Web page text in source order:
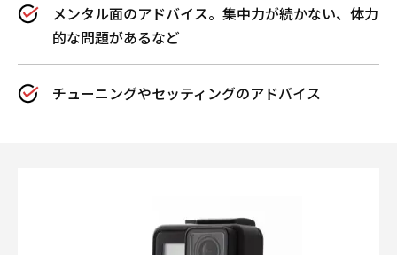
メンタル面のアドバイス。集中力が続かない、体力
的な問題があるなど
​チューニングやセッティングのアドバイス